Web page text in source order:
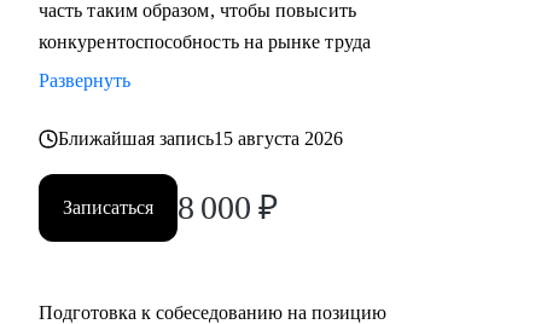
часть таким образом, чтобы повысить
конкурентоспособность на рынке труда
Развернуть
Ближайшая запись15 августа 2026
Записаться 8 000 ₽
Подготовка к собеседованию на позицию